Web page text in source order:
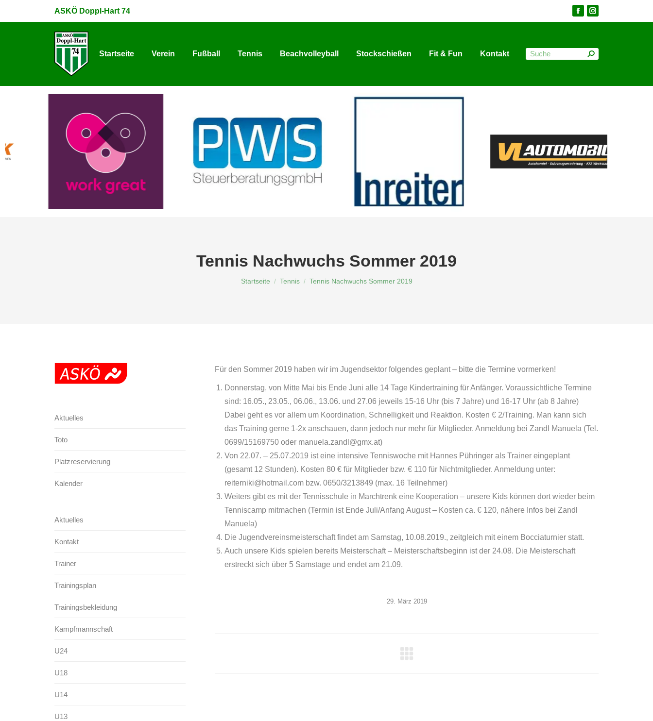
ASKÖ Doppl-Hart 74
Startseite Verein Fußball Tennis Beachvolleyball Stockschießen Fit & Fun Kontakt
Tennis Nachwuchs Sommer 2019
Du bist hier:
Startseite Tennis Tennis Nachwuchs Sommer 2019
Für den Sommer 2019 haben wir im Jugendsektor folgendes geplant – bitte die Termine vormerken!
Donnerstag, von Mitte Mai bis Ende Juni alle 14 Tage Kindertraining für Anfänger. Voraussichtliche Termine
sind: 16.05., 23.05., 06.06., 13.06. und 27.06 jeweils 15-16 Uhr (bis 7 Jahre) und 16-17 Uhr (ab 8 Jahre)
Dabei geht es vor allem um Koordination, Schnelligkeit und Reaktion. Kosten € 2/Training. Man kann sich
das Training gerne 1-2x anschauen, dann jedoch nur mehr für Mitglieder. Anmeldung bei Zandl Manuela (Tel.
0699/15169750 oder manuela.zandl@gmx.at)
Von 22.07. – 25.07.2019 ist eine intensive Tenniswoche mit Hannes Pühringer als Trainer eingeplant
(gesamt 12 Stunden). Kosten 80 € für Mitglieder bzw. € 110 für Nichtmitglieder. Anmeldung unter:
reiterniki@hotmail.com bzw. 0650/3213849 (max. 16 Teilnehmer)
Weiters gibt es mit der Tennisschule in Marchtrenk eine Kooperation – unsere Kids können dort wieder beim
Tenniscamp mitmachen (Termin ist Ende Juli/Anfang August – Kosten ca. € 120, nähere Infos bei Zandl
Manuela)
Die Jugendvereinsmeisterschaft findet am Samstag, 10.08.2019., zeitgleich mit einem Bocciaturnier statt.
Auch unsere Kids spielen bereits Meisterschaft – Meisterschaftsbeginn ist der 24.08. Die Meisterschaft
erstreckt sich über 5 Samstage und endet am 21.09.
29. März 2019
Aktuelles
Toto
Platzreservierung
Kalender
Aktuelles
Kontakt
Trainer
Trainingsplan
Trainingsbekleidung
Kampfmannschaft
U24
U18
U14
U13